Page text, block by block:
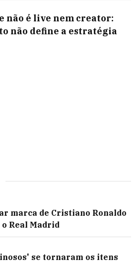
não é live nem creator:
não define a estratégia
marca de Cristiano Ronaldo
Real Madrid
se tornaram os itens